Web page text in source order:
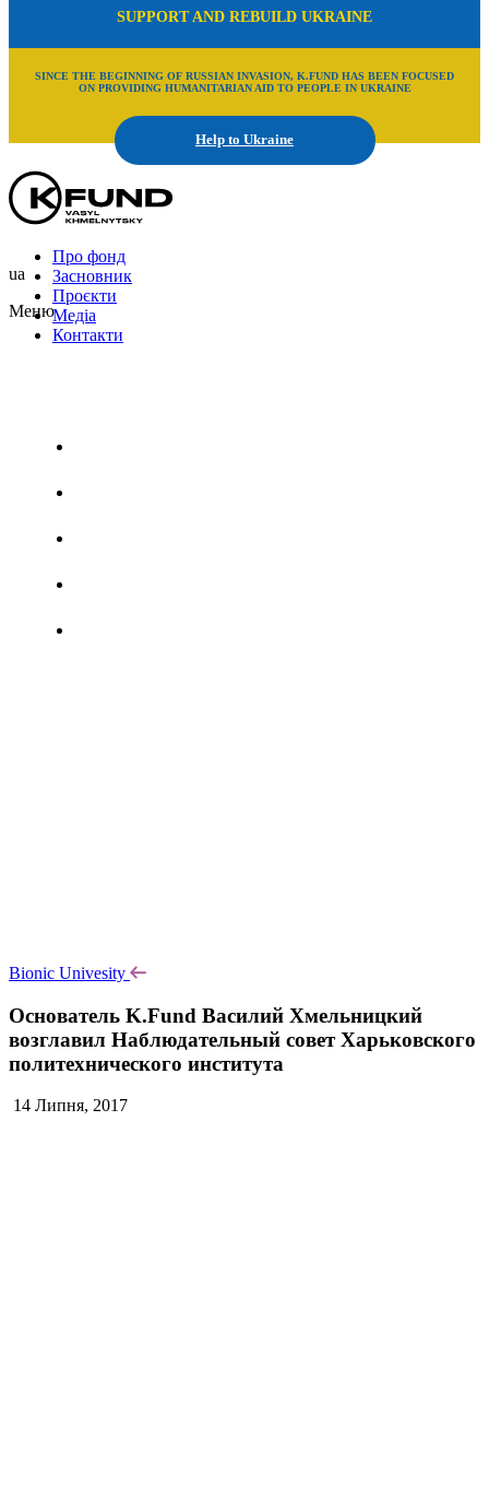
SUPPORT AND REBUILD UKRAINE
SINCE THE BEGINNING OF RUSSIAN INVASION, K.FUND HAS BEEN FOCUSED
ON PROVIDING HUMANITARIAN AID TO PEOPLE IN UKRAINE
Help to Ukraine
Про фонд
Засновник
Проєкти
Медіа
Контакти
ua
Меню
Bionic Univesity
Основатель K.Fund Василий Хмельницкий
возглавил Наблюдательный совет Харьковского
политехнического института
14 Липня, 2017